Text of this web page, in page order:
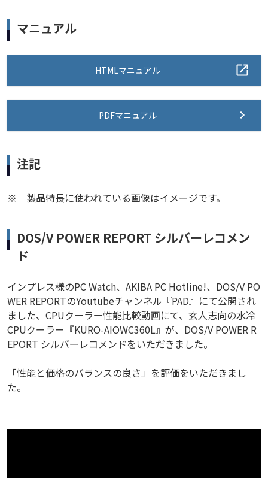
マニュアル
HTMLマニュアル
PDFマニュアル
注記
※ 製品特長に使われている画像はイメージです。
DOS/V POWER REPORT シルバーレコメン
ド
インプレス様のPC Watch、AKIBA PC Hotline!、DOS/V PO
WER REPORTのYoutubeチャンネル『PAD』にて公開され
ました、CPUクーラー性能比較動画にて、玄人志向の水冷
CPUクーラー『KURO-AIOWC360L』が、DOS/V POWER R
EPORT シルバーレコメンドをいただきました。
「性能と価格のバランスの良さ」を評価をいただきまし
た。